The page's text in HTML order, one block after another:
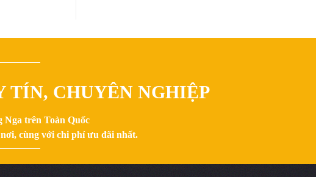
TÍN, CHUYÊN NGHIỆP
Nga trên Toàn Quốc
cùng với chi phí ưu đãi nhất.